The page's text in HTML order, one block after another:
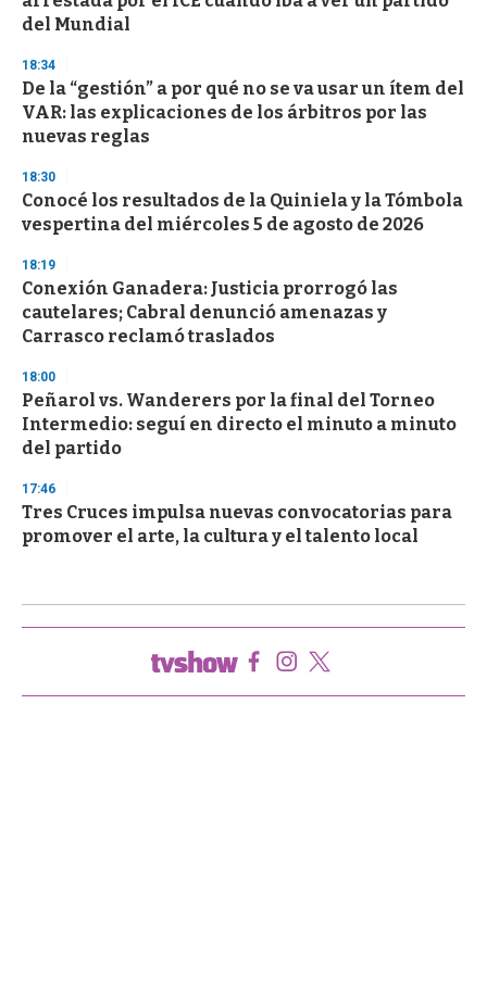
del Mundial
18:34
De la “gestión” a por qué no se va usar un ítem del
VAR: las explicaciones de los árbitros por las
nuevas reglas
18:30
Conocé los resultados de la Quiniela y la Tómbola
vespertina del miércoles 5 de agosto de 2026
18:19
Conexión Ganadera: Justicia prorrogó las
cautelares; Cabral denunció amenazas y
Carrasco reclamó traslados
18:00
Peñarol vs. Wanderers por la final del Torneo
Intermedio: seguí en directo el minuto a minuto
del partido
17:46
Tres Cruces impulsa nuevas convocatorias para
promover el arte, la cultura y el talento local